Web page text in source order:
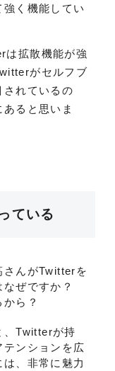
く機能してい
は拡散機能が強
がセルフブ
されているの
ると思いま
ている
さんがTwitterを
なぜですか？
ら？
、Twitterが持
ンションを広
、非常に魅力